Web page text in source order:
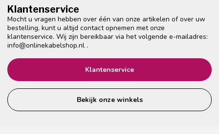
Klantenservice
Mocht u vragen hebben over één van onze artikelen of over uw
bestelling, kunt u altijd contact opnemen met onze
klantenservice. Wij zijn bereikbaar via het volgende e-mailadres:
info@onlinekabelshop.nl .
Klantenservice
Bekijk onze winkels